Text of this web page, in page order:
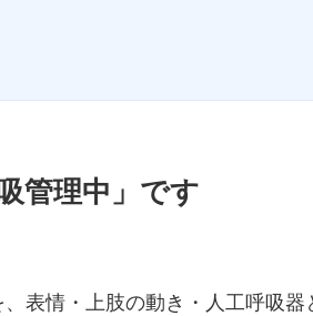
管理中」です
表情・上肢の動き・人工呼吸